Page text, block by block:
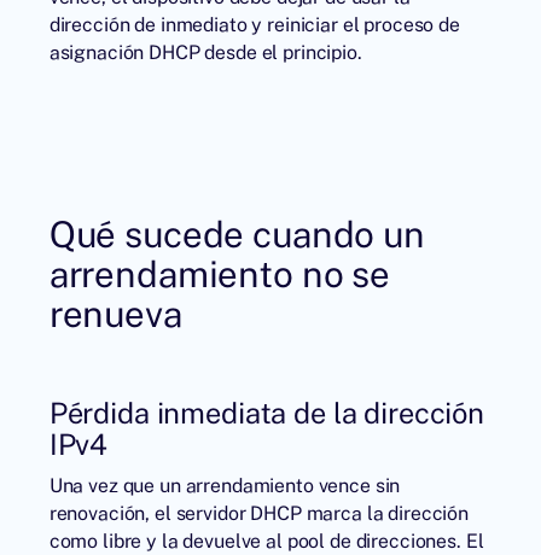
dirección de inmediato y reiniciar el proceso de
asignación DHCP desde el principio.
Qué sucede cuando un
arrendamiento no se
renueva
Pérdida inmediata de la dirección
IPv4
Una vez que un arrendamiento vence sin
renovación, el servidor DHCP marca la dirección
como libre y la devuelve al pool de direcciones. El